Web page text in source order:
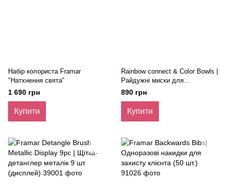
Набір колориста Framar
"Натхнення свята"
1 690 грн
Купити
Rainbow сonnect & Color Bowls |
Райдужні миски для
фарбування, що з'єднуються
(7 шт в наборі)
890 грн
Купити